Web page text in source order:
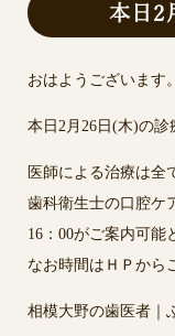
本日2
おはようございます
本日2月26日(木)の診
医師による治療は全
歯科衛生士の口腔ケ
16：00がご案内可能
なお時間はＨＰから
相模大野の歯医者｜